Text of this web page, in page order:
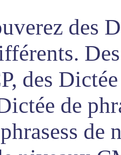
des
des
de
de